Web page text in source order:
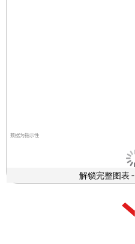
数据为指示性
解锁完整图表 -